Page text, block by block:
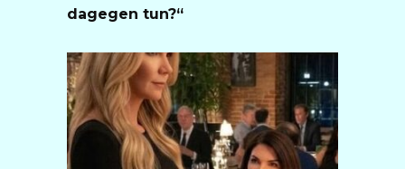
dagegen tun?“